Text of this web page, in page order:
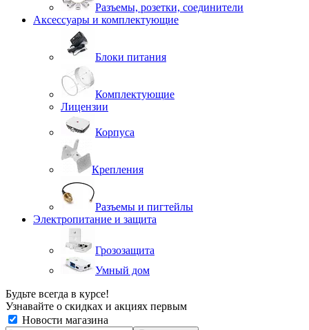
Разъемы, розетки, соединители
Аксессуары и комплектующие
Блоки питания
Комплектующие
Лицензии
Корпуса
Крепления
Разъемы и пигтейлы
Электропитание и защита
Грозозащита
Умный дом
Будьте всегда в курсе!
Узнавайте о скидках и акциях первым
Новости магазина